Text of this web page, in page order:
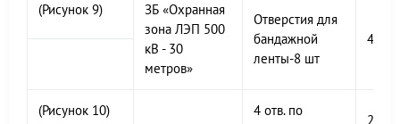
(Рисунок 9)
ЗБ «Охранная
зона ЛЭП 500
кВ - 30
метров»
Отверстия для
бандажной
ленты-8 шт
(Рисунок 10)
4 отв. по